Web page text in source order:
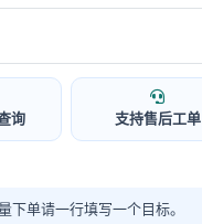
询 支持售后工单
下单请一行填写一个目标。